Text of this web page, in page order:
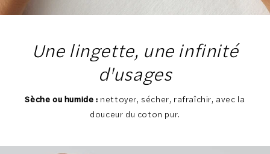
Une lingette, une infinité
d'usages
Sèche ou humide : nettoyer, sécher, rafraîchir, avec la
douceur du coton pur.